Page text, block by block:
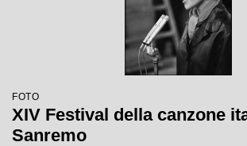
FOTO
XIV Festival della canzone
Sanremo